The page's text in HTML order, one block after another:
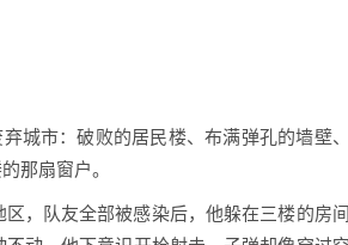
城市：破败的居民楼、布满弹孔的墙壁、
那扇窗户。
，队友全部被感染后，他躲在三楼的房间